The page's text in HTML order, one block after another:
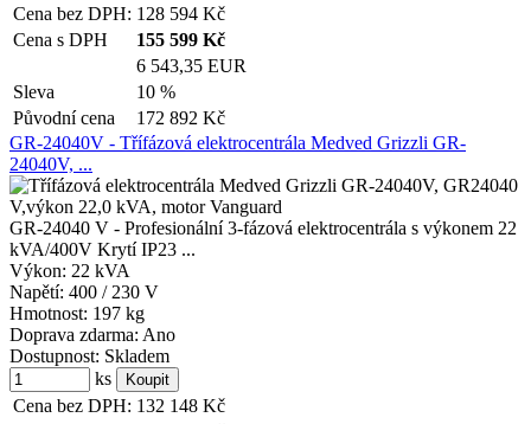
Cena bez DPH: 128 594 Kč
Cena s DPH
155 599 Kč
6 543,35 EUR
Sleva
10 %
Původní cena
172 892 Kč
GR-24040V - Třífázová elektrocentrála Medved Grizzli GR-
24040V, ...
GR-24040 V - Profesionální 3-fázová elektrocentrála s výkonem 22
kVA/400V Krytí IP23 ...
Výkon: 22 kVA
Napětí: 400 / 230 V
Hmotnost: 197 kg
Doprava zdarma: Ano
Dostupnost: Skladem
ks
Cena bez DPH: 132 148 Kč